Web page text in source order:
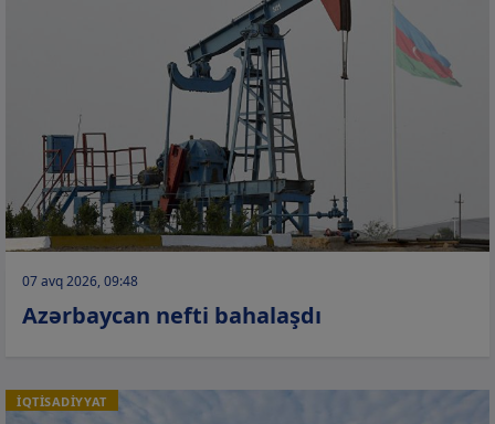
07 avq 2026, 09:48
Azərbaycan nefti bahalaşdı
İQTİSADİYYAT